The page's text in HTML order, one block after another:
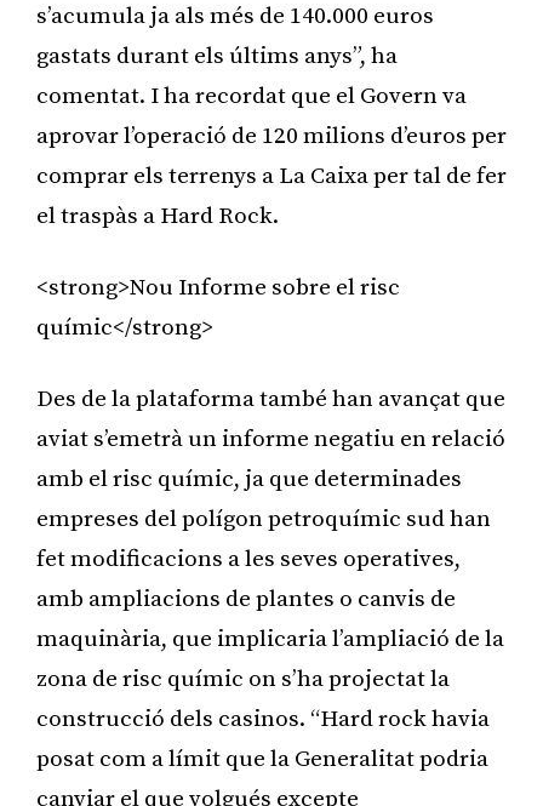
s’acumula ja als més de 140.000 euros
gastats durant els últims anys”, ha
comentat. I ha recordat que el Govern va
aprovar l’operació de 120 milions d’euros per
comprar els terrenys a La Caixa per tal de fer
el traspàs a Hard Rock.
<strong>Nou Informe sobre el risc
químic</strong>
Des de la plataforma també han avançat que
aviat s’emetrà un informe negatiu en relació
amb el risc químic, ja que determinades
empreses del polígon petroquímic sud han
fet modificacions a les seves operatives,
amb ampliacions de plantes o canvis de
maquinària, que implicaria l’ampliació de la
zona de risc químic on s’ha projectat la
construcció dels casinos. “Hard rock havia
posat com a límit que la Generalitat podria
canviar el que volgués excepte